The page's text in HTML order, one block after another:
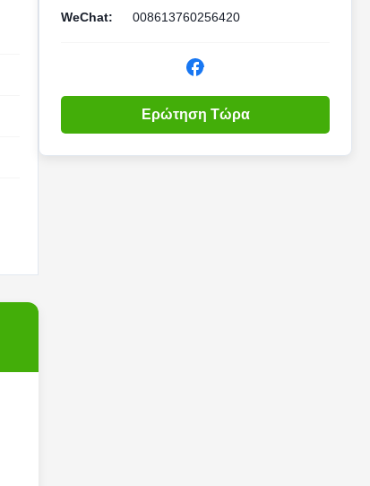
WeChat:
008613760256420
Ερώτηση Τώρα